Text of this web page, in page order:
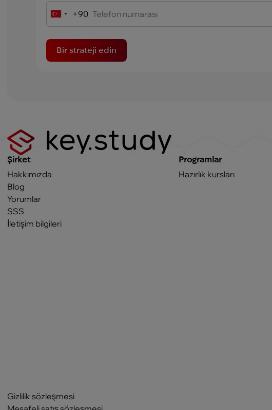
Turkey+90
Bir strateji edin
Şirket
Hakkımızda
Blog
Yorumlar
SSS
İletişim bilgileri
Programlar
Hazırlık kursları
Gizlilik sözleşmesi